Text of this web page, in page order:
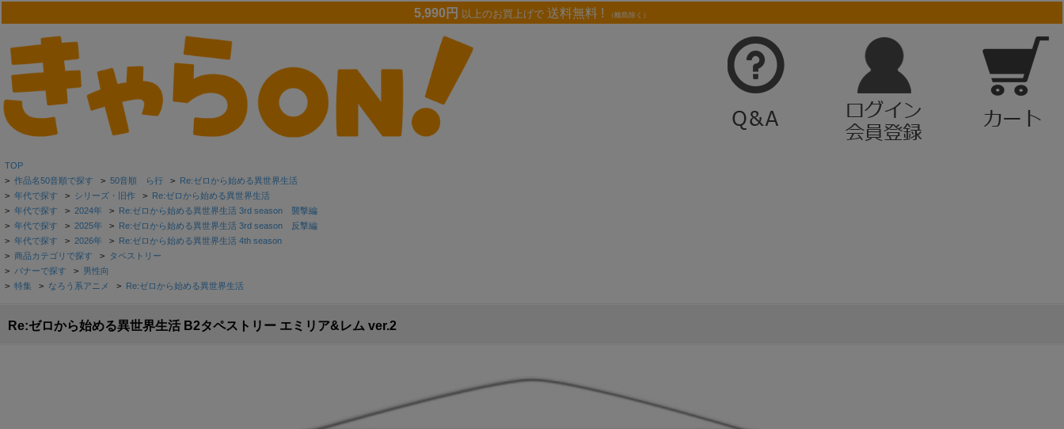
5,990円 以上のお買上げで 送料無料 ! （離島除く）
TOP
> 作品名50音順で探す > 50音順 ら行 > Re:ゼロから始める異世界生活
> 年代で探す > シリーズ・旧作 > Re:ゼロから始める異世界生活
> 年代で探す > 2024年 > Re:ゼロから始める異世界生活 3rd season 襲撃編
> 年代で探す > 2025年 > Re:ゼロから始める異世界生活 3rd season 反撃編
> 年代で探す > 2026年 > Re:ゼロから始める異世界生活 4th season
> 商品カテゴリで探す > タペストリー
> バナーで探す > 男性向
> 特集 > なろう系アニメ > Re:ゼロから始める異世界生活
Re:ゼロから始める異世界生活 B2タペストリー エミリア&レム ver.2